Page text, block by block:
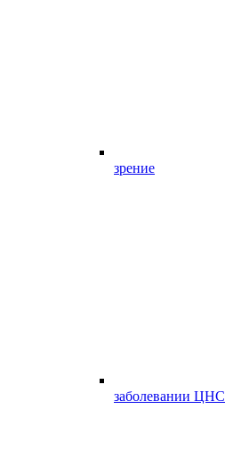
зрение
заболевании ЦНС